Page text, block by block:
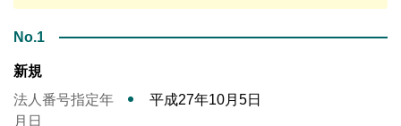
No.1
新規
法人番号指定年
月日
平成27年10月5日